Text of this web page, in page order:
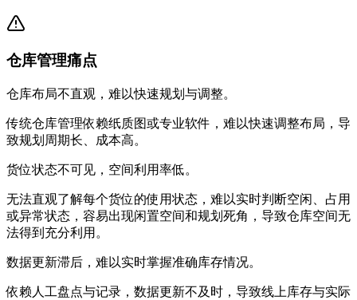
仓库管理痛点
仓库布局不直观，难以快速规划与调整。
传统仓库管理依赖纸质图或专业软件，难以快速调整布局，导
致规划周期长、成本高。
货位状态不可见，空间利用率低。
无法直观了解每个货位的使用状态，难以实时判断空闲、占用
或异常状态，容易出现闲置空间和规划死角，导致仓库空间无
法得到充分利用。
数据更新滞后，难以实时掌握准确库存情况。
依赖人工盘点与记录，数据更新不及时，导致线上库存与实际